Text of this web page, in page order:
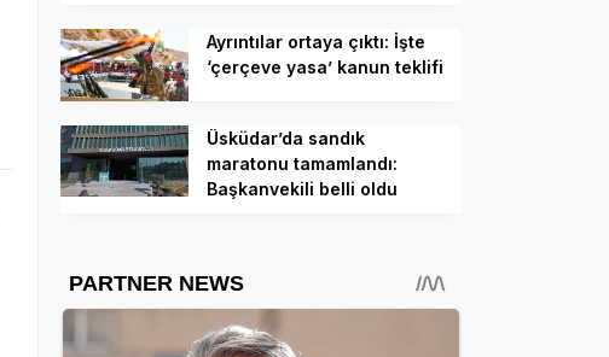
Ayrıntılar ortaya çıktı: İşte
‘çerçeve yasa’ kanun teklifi
Üsküdar’da sandık
maratonu tamamlandı:
Başkanvekili belli oldu